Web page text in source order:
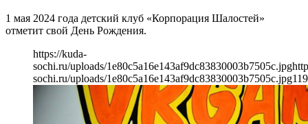
1 мая 2024 года детский клуб «Корпорация Шалостей»
отметит свой День Рождения.
https://kuda-
sochi.ru/uploads/1e80c5a16e143af9dc83830003b7505c.jpg
sochi.ru/uploads/1e80c5a16e143af9dc83830003b7505c.jpg